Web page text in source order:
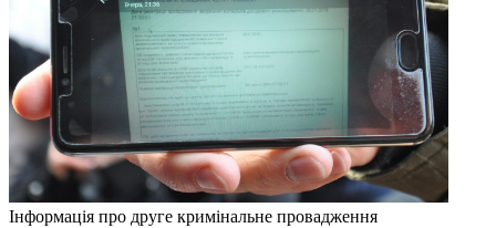
Інформація про друге кримінальне провадження